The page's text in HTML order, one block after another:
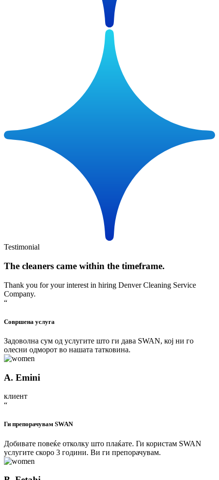
Testimonial
The cleaners came within the timeframe.
Thank you for your interest in hiring Denver Cleaning Service
Company.
“
Совршена услуга
Задоволна сум од услугите што ги дава SWAN, кој ни го
олесни одморот во нашата татковина.
A. Emini
клиент
“
Ги препорачувам SWAN
Добивате повеќе отколку што плаќате. Ги користам SWAN
услугите скоро 3 години. Ви ги препорачувам.